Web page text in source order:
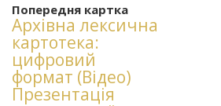
Попередня картка
Архівна лексична
картотека:
цифровий
формат (Відео)
Презентація